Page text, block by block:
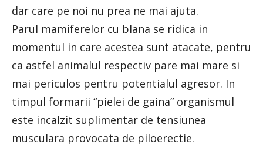
dar care pe noi nu prea ne mai ajuta.
Parul mamiferelor cu blana se ridica in
momentul in care acestea sunt atacate, pentru
ca astfel animalul respectiv pare mai mare si
mai periculos pentru potentialul agresor. In
timpul formarii “pielei de gaina” organismul
este incalzit suplimentar de tensiunea
musculara provocata de piloerectie.